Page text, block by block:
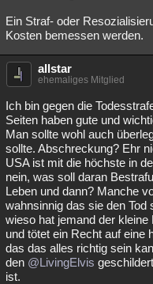
Ein Straf- oder
Kosten bemessen werden.
allstar
ehemaliges Mitglied
Ich bin gegen die
Seiten haben gute und
Man sollte wohl auch
sollte. Abschreckung? Ehr
USA ist mit die höchste in
nein, was soll daran
Leben und dann? Manche
wahnsinnig das sie den
wieso hat jemand der
und tötet ein Recht auf eine
das das alles richtig sein
den @LivingElvis
ist.